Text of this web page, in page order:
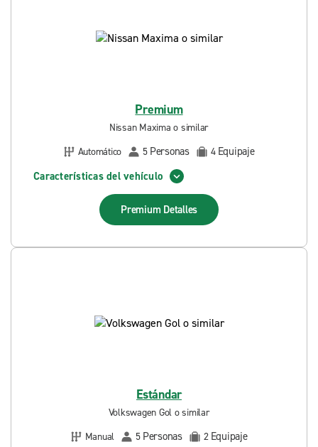
Premium
Nissan Maxima o similar
Automático
5 Personas 4 Equipaje
Características del vehículo
Premium Detalles
Estándar
Volkswagen Gol o similar
Manual
5 Personas 2 Equipaje